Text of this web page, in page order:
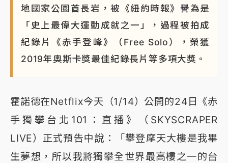
地國家公園酋長岩，被《紐約時報》譽為是
「史上最偉大運動成就之一」，過程被拍成
紀錄片《赤手登峰》（Free Solo），榮獲
2019年奧斯卡獎最佳紀錄長片等多項大獎。
霍諾德在Netflix今天（1/14）公開的24日《赤
手獨攀台北101：直播》（SKYSCRAPER
LIVE）正式預告中說：「攀登摩天大樓是我畢
生夢想，所以我將獨攀全世界最高樓之一的台